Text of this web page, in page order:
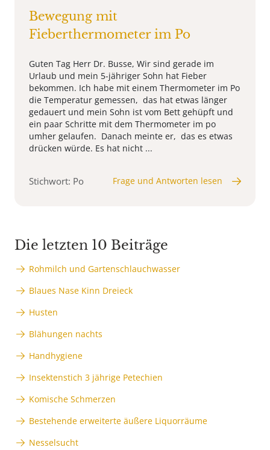
Bewegung mit
Fieberthermometer im Po
Guten Tag Herr Dr. Busse, Wir sind gerade im
Urlaub und mein 5-jähriger Sohn hat Fieber
bekommen. Ich habe mit einem Thermometer im Po
die Temperatur gemessen, das hat etwas länger
gedauert und mein Sohn ist vom Bett gehüpft und
ein paar Schritte mit dem Thermometer im po
umher gelaufen. Danach meinte er, das es etwas
drücken würde. Es hat nicht ...
Stichwort: Po Frage und Antworten lesen
Die letzten 10 Beiträge
Rohmilch und Gartenschlauchwasser
Blaues Nase Kinn Dreieck
Husten
Blähungen nachts
Handhygiene
Insektenstich 3 jährige Petechien
Komische Schmerzen
Bestehende erweiterte äußere Liquorräume
Nesselsucht